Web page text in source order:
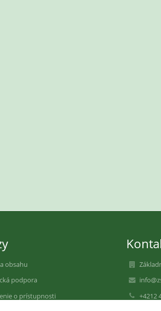
obsahu
podpora
o prístupnosti
+4212